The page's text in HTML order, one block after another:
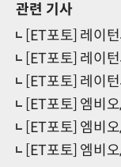
관련 기사
[ET포토] 레이
[ET포토] 레이
[ET포토] 레이
[ET포토] 엠비
[ET포토] 엠비
[ET포토] 엠비